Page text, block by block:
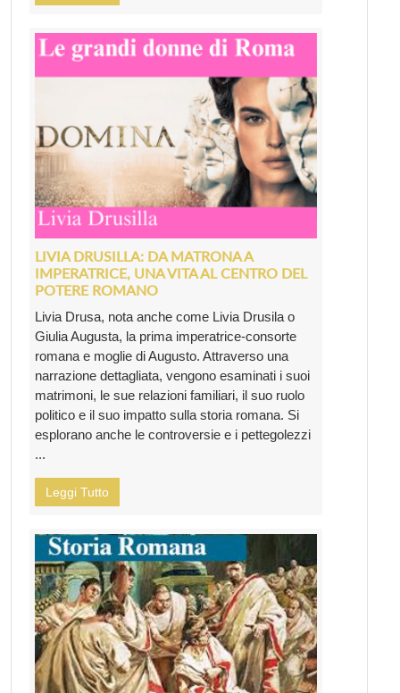
LIVIA DRUSILLA: DA MATRONA A
IMPERATRICE, UNA VITA AL CENTRO DEL
POTERE ROMANO
Livia Drusa, nota anche come Livia Drusila o
Giulia Augusta, la prima imperatrice-consorte
romana e moglie di Augusto. Attraverso una
narrazione dettagliata, vengono esaminati i suoi
matrimoni, le sue relazioni familiari, il suo ruolo
politico e il suo impatto sulla storia romana. Si
esplorano anche le controversie e i pettegolezzi
...
Leggi Tutto